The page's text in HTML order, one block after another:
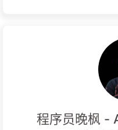
程序员晚枫 -